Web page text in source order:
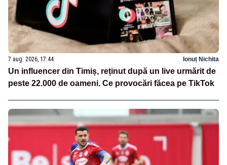
7 aug. 2026, 17:44 Ionuț Nichita
Un influencer din Timiș, reținut după un live urmărit de
peste 22.000 de oameni. Ce provocări făcea pe TikTok